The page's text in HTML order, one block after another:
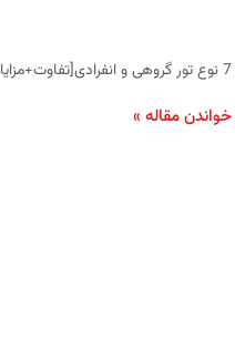
7 نوع تور گروهی و انفرادی[تفاوت+مزایا و معایب]
خواندن مقاله »